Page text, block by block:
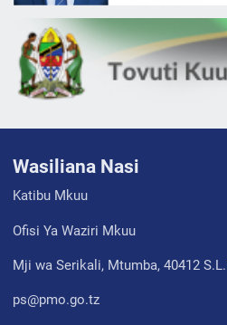
Wasiliana Nasi
Katibu Mkuu
Ofisi Ya Waziri Mkuu
Mji wa Serikali, Mtumba, 40412
ps@pmo.go.tz